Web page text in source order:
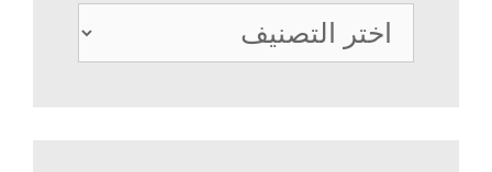
خدمات
الصرف